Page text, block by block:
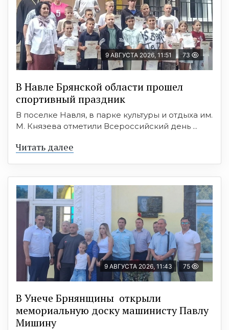
9 АВГУСТА 2026, 11:51 73
В Навле Брянской области прошел
спортивный праздник
В поселке Навля, в парке культуры и отдыха им.
М. Князева отметили Всероссийский день ...
Читать далее
9 АВГУСТА 2026, 11:43 75
В Унече Брнянщины открыли
мемориальную доску машинисту Павлу
Мишину